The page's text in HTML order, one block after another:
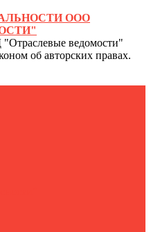
ООО
ведомости"
об авторских правах.